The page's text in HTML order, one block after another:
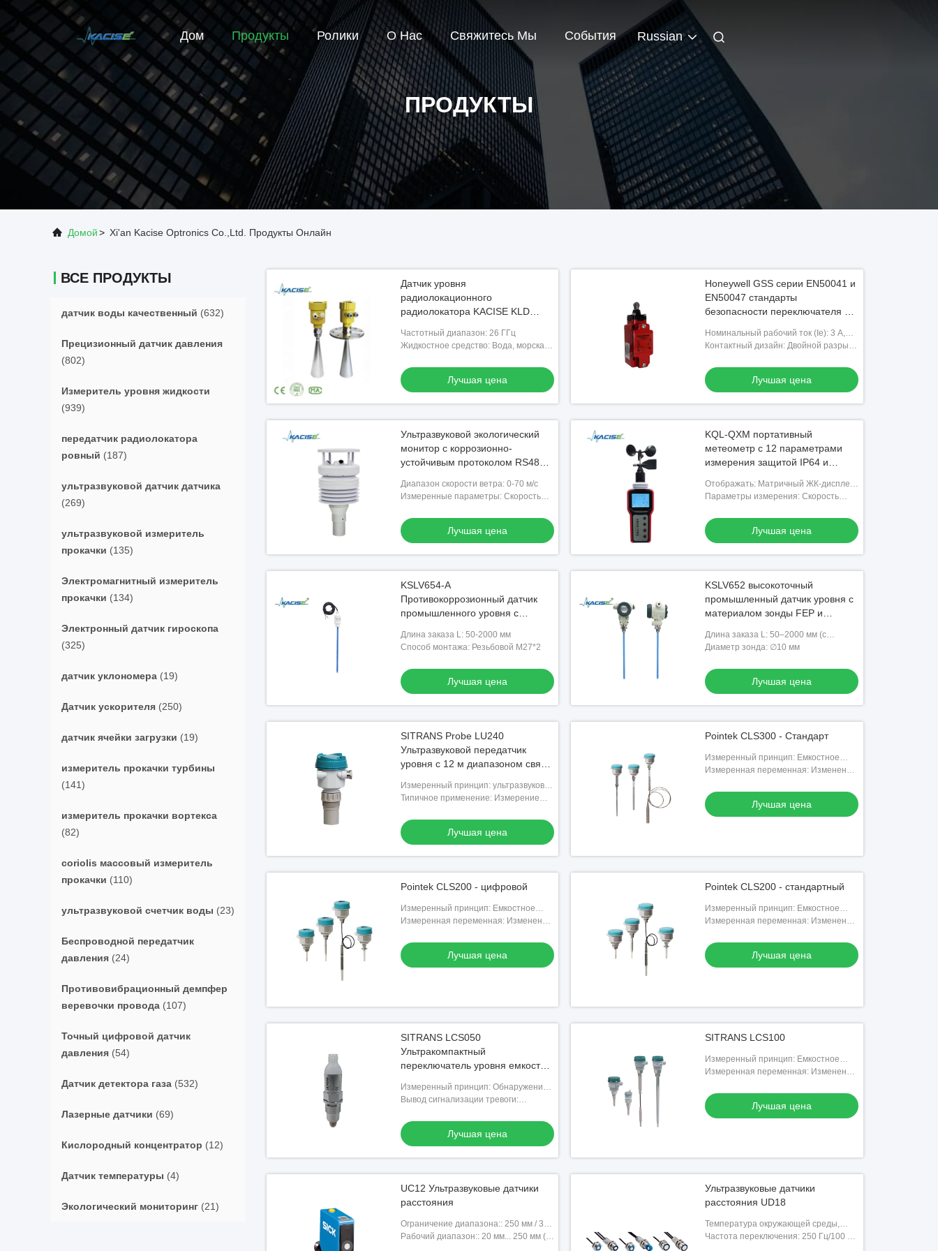
Дом Продукты Ролики О Нас Свяжитесь Мы События Russian
ПРОДУКТЫ
Домой> Xi'an Kacise Optronics Co.,Ltd. Продукты Онлайн
ВСЕ ПРОДУКТЫ
датчик воды качественный (632)
Прецизионный датчик давления
(802)
Измеритель уровня жидкости
(939)
передатчик радиолокатора
ровный (187)
ультразвуковой датчик датчика
(269)
ультразвуковой измеритель
прокачки (135)
Электромагнитный измеритель
прокачки (134)
Электронный датчик гироскопа
(325)
датчик уклономера (19)
Датчик ускорителя (250)
датчик ячейки загрузки (19)
измеритель прокачки турбины
(141)
измеритель прокачки вортекса
(82)
coriolis массовый измеритель
прокачки (110)
ультразвуковой счетчик воды (23)
Беспроводной передатчик
давления (24)
Противовибрационный демпфер
веревочки провода (107)
Точный цифровой датчик
давления (54)
Датчик детектора газа (532)
Лазерные датчики (69)
Кислородный концентратор (12)
Датчик температуры (4)
Экологический мониторинг (21)
Датчик уровня
радиолокационного
радиолокатора KACISE KLD
неконтактное измерение уровня
жидкости, IP67, 4-
20mA/HART/RS485.
Частотный диапазон: 26 ГГц
Жидкостное средство: Вода, морская
жидкости, основания, масло,
Лучшая цена
Honeywell GSS серии EN50041 и
EN50047 стандарты
безопасности переключателя с
нормально закрытых контактов и
UL CSA CE SIL3 сертификации
Номинальный рабочий ток (Ie): 3 А,
1,2 А, 0,27 А
Контактный дизайн: Двойной разрыв,
Лучшая цена
Ультразвуковой экологический
монитор с коррозионно-
устойчивым протоколом RS485
нагревательной функцией
Диапазон скорости ветра: 0-70 м/с
Измеренные параметры: Скорость
температура, влажность, давление,
компас, GPS (опционально)
Лучшая цена
KQL-QXM портативный
метеометр с 12 параметрами
измерения защитой IP64 и
Отображать: Матричный ЖК-дисплей
240x160 с подсветкой
Параметры измерения: Скорость
температура, влажность,
атмосферное давление, высота
Лучшая цена
KSLV654-A
Противокоррозионный датчик
промышленного уровня с
выходными сигналами
Длина заказа L: 50-2000 мм
Способ монтажа: Резьбовой M27*2
Лучшая цена
KSLV652 высокоточный
промышленный датчик уровня с
материалом зонды FEP и
измерения уровня
Длина заказа L: 50–2000 мм (с
защитной трубкой, макс. 6000 мм)
Диаметр зонда: ∅10 мм
Лучшая цена
SITRANS Probe LU240
Ультразвуковой передатчик
уровня с 12 м диапазоном связи
ETFE или PVDF
Измеренный принцип: ультразвуковое
ровное измерение
Типичное применение: Измерение
простых технологических
резервуарахЛучшая цена
Pointek CLS300 - Стандарт
Измеренный принцип: Емкостное
обнаружение уровня с обратным
Измеренная переменная: Изменение
Лучшая цена
Pointek CLS200 - цифровой
Измеренный принцип: Емкостное
обнаружение уровня с обратным
Измеренная переменная: Изменение
Лучшая цена
Pointek CLS200 - стандартный
Измеренный принцип: Емкостное
обнаружение уровня с обратным
Измеренная переменная: Изменение
Лучшая цена
SITRANS LCS050
Ультракомпактный
переключатель уровня емкости с
PEEK для обнаружения уровня
точки
Измеренный принцип: Обнаружение
уровня емкости
Вывод сигнализации тревоги:
согласно МЭК 61131-9
Лучшая цена
SITRANS LCS100
Измеренный принцип: Емкостное
обнаружение уровня
Измеренная переменная: Изменение
Лучшая цена
UC12 Ультразвуковые датчики
расстояния
Ограничение диапазона:: 250 мм / 350
мм (в зависимости от типа)
Рабочий диапазон:: 20 мм... 250 мм (в
Ультразвуковые датчики
расстояния UD18
Температура окружающей среды,
работа: +5 °С ... +60 °С
Частота переключения: 250 Гц/100 Гц